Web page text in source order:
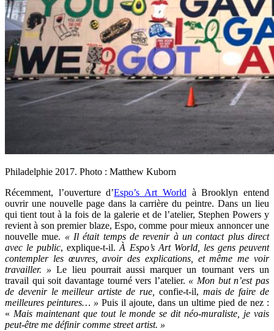
Philadelphie 2017. Photo : Matthew Kuborn
Récemment, l’ouverture d’Espo’s Art World à Brooklyn entend
ouvrir une nouvelle page dans la carrière du peintre. Dans un lieu
qui tient tout à la fois de la galerie et de l’atelier, Stephen Powers y
revient à son premier blaze, Espo, comme pour mieux annoncer une
nouvelle mue. « Il était temps de revenir à un contact plus direct
avec le public, explique-t-il.À Espo’s Art World,
les gens peuvent
contempler les œuvres, avoir des explications, et même me voir
travailler. »Le lieu pourrait aussi marquer un tournant vers un
travail qui soit davantage tourné vers l’atelier. « Mon but n’est pas
de devenir le meilleur artiste de rue,
confie-t-il, mais de faire de
meilleures peintures… » Puis il ajoute, dans un ultime pied de nez :
« Mais maintenant que tout le monde se dit néo-muraliste, je vais
peut-être me définir comme street artist. »